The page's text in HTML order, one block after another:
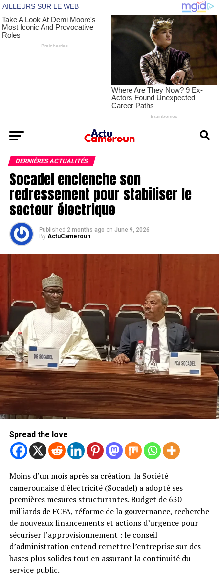
DERNIÈRES ACTUALITÉS
Socadel enclenche son
redressement pour stabiliser le
secteur électrique
Published 2 months ago on June 9, 2026
By ActuCameroun
Spread the love
Moins d’un mois après sa création, la Société
camerounaise d’électricité (Socadel) a adopté ses
premières mesures structurantes. Budget de 630
milliards de FCFA, réforme de la gouvernance, recherche
de nouveaux financements et actions d’urgence pour
sécuriser l’approvisionnement : le conseil
d’administration entend remettre l’entreprise sur des
bases plus solides tout en assurant la continuité du
service public.